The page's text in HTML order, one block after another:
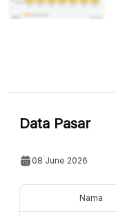
Data Pasar
08 June 2026
Nama